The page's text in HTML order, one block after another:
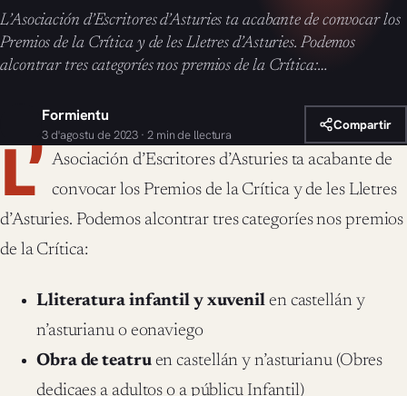
L’Asociación d’Escritores d’Asturies ta acabante de convocar los
Premios de la Crítica y de les Lletres d’Asturies. Podemos
alcontrar tres categoríes nos premios de la Crítica:…
Formientu
3 d'agostu de 2023 · 2 min de llectura
Compartir
L’ Asociación d’Escritores d’Asturies ta acabante de
convocar los Premios de la Crítica y de les Lletres
d’Asturies. Podemos alcontrar tres categoríes nos premios
de la Crítica:
Lliteratura infantil y xuvenil en castellán y
n’asturianu o eonaviego
Obra de teatruen castellán y n’asturianu (Obres
dedicaes a adultos o a públicu Infantil)